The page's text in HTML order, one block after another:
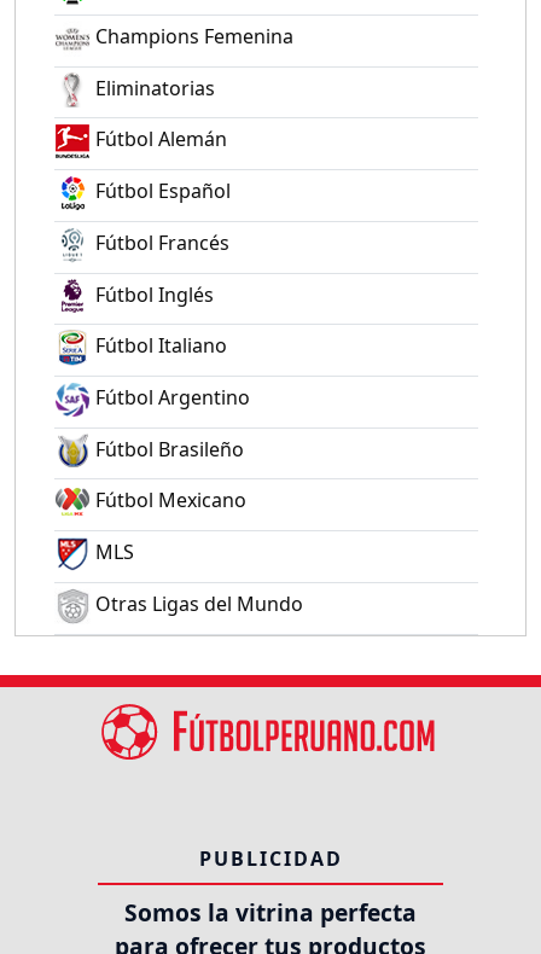
Champions Femenina
Eliminatorias
Fútbol Alemán
Fútbol Español
Fútbol Francés
Fútbol Inglés
Fútbol Italiano
Fútbol Argentino
Fútbol Brasileño
Fútbol Mexicano
MLS
Otras Ligas del Mundo
PUBLICIDAD
Somos la vitrina perfecta
para ofrecer tus productos